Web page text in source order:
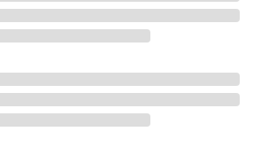
bully dari teman-
korban tidak aktif